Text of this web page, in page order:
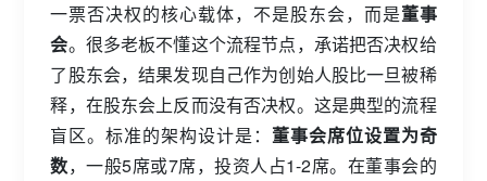
一票否决权的核心载体，不是股东会，而是董事
会。很多老板不懂这个流程节点，承诺把否决权给
了股东会，结果发现自己作为创始人股比一旦被稀
释，在股东会上反而没有否决权。这是典型的流程
盲区。标准的架构设计是： 董事会席位设置为奇
数，一般5席或7席，投资人占1-2席。在董事会的